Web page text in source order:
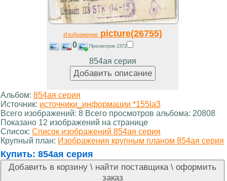
Изображениеpicture(26755)
0 Просмотров 2372
854ая серия
Альбом: 854ая серия
Источник: источники_информации *155la3
Всего изображений: 8 Всего просмотров альбома: 20808
Показано 12 изображений на странице
Список: Список изображений 854ая серия
Крупный план: Изображения крупным планом 854ая серия
Купить: 854ая серия